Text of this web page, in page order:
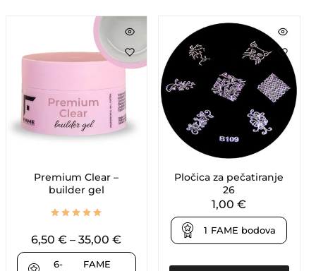
Premium Clear –
builder gel
6,50€ – 35,00€
6-
FAME
Pločica za pečatiranje
26
1,00€
1 FAME bodova